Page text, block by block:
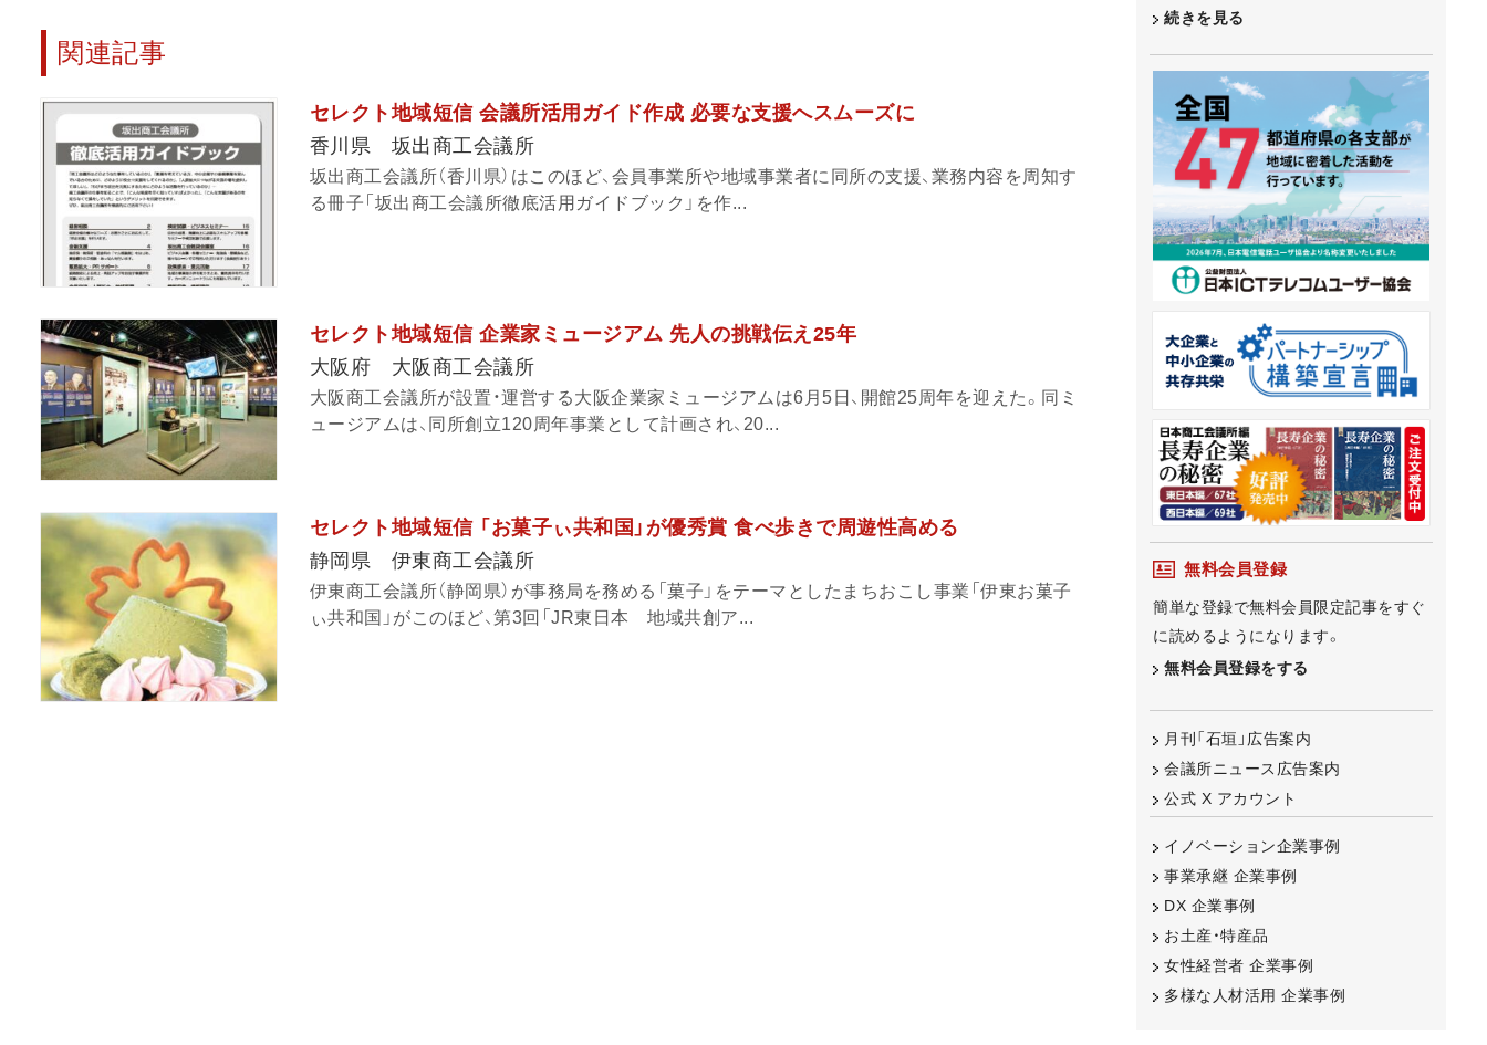
関連記事
セレクト地域短信 会議所活用ガイド作成 必要な支援へスムーズに
香川県 坂出商工会議所
坂出商工会議所（香川県）はこのほど、会員事業所や地域事業者に同所の支援、業務内容を周知す
る冊子「坂出商工会議所徹底活用ガイドブック」を作...
セレクト地域短信 企業家ミュージアム 先人の挑戦伝え25年
大阪府 大阪商工会議所
大阪商工会議所が設置・運営する大阪企業家ミュージアムは6月5日、開館25周年を迎えた。同ミ
ュージアムは、同所創立120周年事業として計画され、20...
セレクト地域短信 「お菓子ぃ共和国」が優秀賞 食べ歩きで周遊性高める
静岡県 伊東商工会議所
伊東商工会議所（静岡県）が事務局を務める「菓子」をテーマとしたまちおこし事業「伊東お菓子
ぃ共和国」がこのほど、第3回「JR東日本 地域共創ア...
続きを見る
無料会員登録
簡単な登録で無料会員限定記事をすぐ
に読めるようになります。
無料会員登録をする
月刊「石垣」広告案内
会議所ニュース広告案内
公式 X アカウント
イノベーション企業事例
事業承継 企業事例
DX 企業事例
お土産・特産品
女性経営者 企業事例
多様な人材活用 企業事例